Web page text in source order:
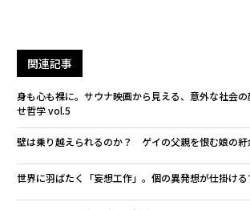
関連記事
身も心も裸に。サウナ映画から見える、意外な社会
せ哲学 vol.5
壁は乗り越えられるのか？ ゲイの父親を恨む娘の紆
世界に羽ばたく「妄想工作」。個の異発想が仕掛け